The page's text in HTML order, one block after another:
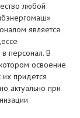
любой
является
в персонал. В
освоение
их придется
актуально при